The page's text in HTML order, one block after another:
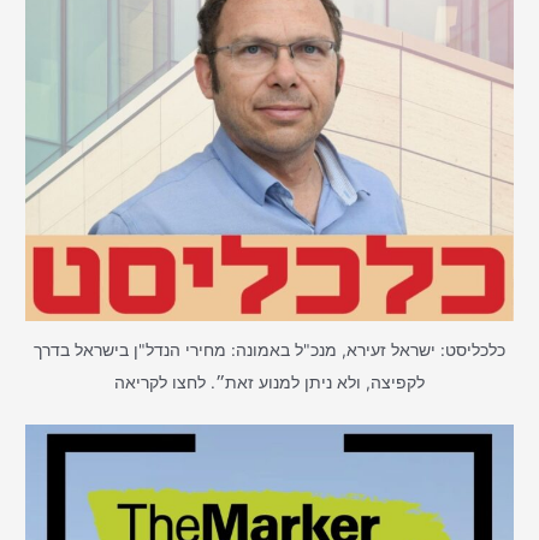
כלכליסט: ישראל זעירא, מנכ"ל באמונה: מחירי הנדל"ן בישראל בדרך
לקפיצה, ולא ניתן למנוע זאת״. לחצו לקריאה